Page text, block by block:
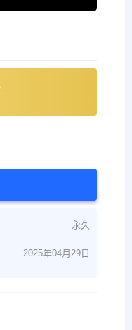
永久
2025年04月29日